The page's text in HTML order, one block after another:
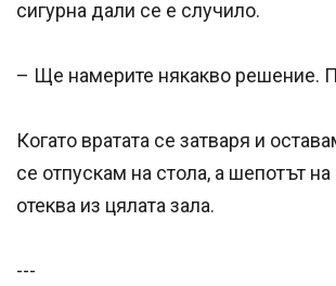
сигурна дали се е случило.
– Ще намерите някакво решение.
Когато вратата се затваря и
се отпускам на стола, а шепотът на
отеква из цялата зала.
---